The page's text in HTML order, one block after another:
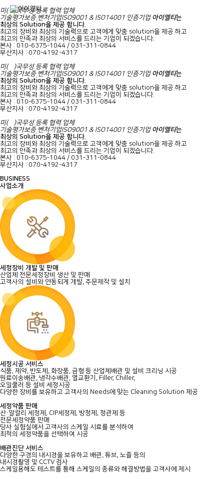
미(美)국무성 등록 협력 업체
기술평가보증 벤처기업ISO9001 & ISO14001 인증기업 아이엘티는
최상의 Solution을 제공 합니다.
최고의 장비와 최상의 기술력으로 고객에게 맞춤 solution을 제공 하고
최고의 만족과 최상의 서비스를 드리는 기업이 되겠습니다.
본사 : 010-6375-1044 / 031-311-0844
부산지사 : 070-4192-4317
미(美 )국무성 등록 협력 업체
기술평가보증 벤처기업ISO9001 & ISO14001 인증기업 아이엘티는
최상의 Solution을 제공 합니다.
최고의 장비와 최상의 기술력으로 고객에게 맞춤 solution을 제공 하고
최고의 만족과 최상의 서비스를 드리는 기업이 되겠습니다.
본사 : 010-6375-1044 / 031-311-0844
부산지사 : 070-4192-4317
미(美 )국무성 등록 협력 업체
기술평가보증 벤처기업ISO9001 & ISO14001 인증기업 아이엘티는
최상의 Solution을 제공 합니다.
최고의 장비와 최상의 기술력으로 고객에게 맞춤 solution을 제공 하고
최고의 만족과 최상의 서비스를 드리는 기업이 되겠습니다.
본사 : 010-6375-1044 / 031-311-0844
부산지사 : 070-4192-4317
BUSINESS
사업소개
세정장비 개발 및 판매
산업체 전문세정장비 생산 및 판매
고객사의 설비와 연동되게 개발, 주문제작 및 설치
세정시공 서비스
식품, 제약, 반도체, 화장품, 금형 등 산업체배관 및 설비 크리닝 시공
원료이송배관, 냉각수배관, 열교환기, Filler, Chiller,
오일쿨러 등 설비 세정시공
다양한 장비를 보유하고 고객사의 Needs에 맞는 Cleaning Solution 제공
세정약품 판매
산·알칼리 세정제, CIP세정제, 방청제, 청관제 등
전문세정약품 판매
당사 실험실에서 고객사의 스케일 시료를 분석하여
최적의 세정약품을 선택하여 시공
배관진단 서비스
다양한 구경의 내시경을 보유하고 배관, 튜브, 노즐 등의
내시경촬영 및 CCTV 검사
스케일용해도 테스트를 통해 스케일의 종류와 해결방법을 고객사에 제시